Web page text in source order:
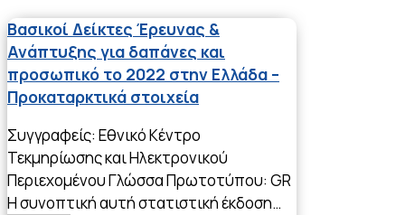
Βασικοί Δείκτες Έρευνας &
Ανάπτυξης για δαπάνες και
προσωπικό το 2022 στην Ελλάδα –
Προκαταρκτικά στοιχεία
Συγγραφείς: Εθνικό Κέντρο
Τεκμηρίωσης και Ηλεκτρονικού
Περιεχομένου Γλώσσα Πρωτοτύπου: GR
Η συνοπτική αυτή στατιστική έκδοση…